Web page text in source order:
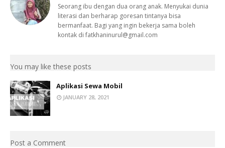
Seorang ibu dengan dua orang anak. Menyukai dunia
literasi dan berharap goresan tintanya bisa
bermanfaat. Bagi yang ingin bekerja sama boleh
kontak di fatkhaninurul@gmail.com
You may like these posts
Aplikasi Sewa Mobil
JANUARY 28, 2021
Post a Comment